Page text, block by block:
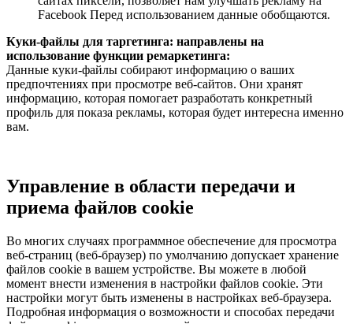
Facebook Перед использованием данные обобщаются.
Куки-файлы для таргетинга: направлены на
использование функции ремаркетинга:
Данные куки-файлы собирают информацию о ваших
предпочтениях при просмотре веб-сайтов. Они хранят
информацию, которая помогает разработать конкретный
профиль для показа рекламы, которая будет интересна именно
вам.
Управление в области передачи и
приема файлов cookie
Во многих случаях программное обеспечение для просмотра
веб-страниц (веб-браузер) по умолчанию допускает хранение
файлов cookie в вашем устройстве. Вы можете в любой
момент внести изменения в настройки файлов cookie. Эти
настройки могут быть изменены в настройках веб-браузера.
Подробная информация о возможности и способах передачи